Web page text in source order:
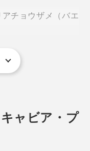
ラダ、スモークサー
を用意すればOK。
チョウザメ（バエ
濃厚かつマイルド
ャビア・プ